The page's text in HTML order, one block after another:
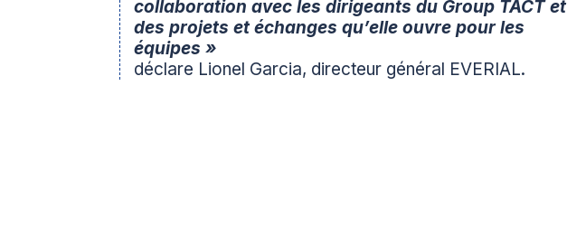
collaboration avec les dirigeants du Group TACT et
des projets et échanges qu’elle ouvre pour les
équipes »
déclare Lionel Garcia, directeur général EVERIAL.